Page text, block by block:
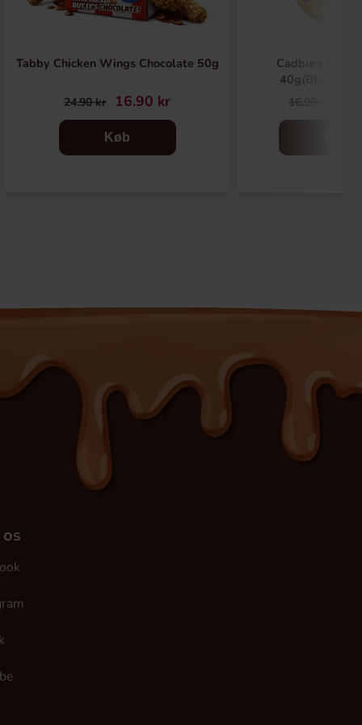
Tabby Chicken Wings Chocolate 50g
24.90 kr 16.90 kr
Køb
Cadbury
40g(BF:2026-
16.90 kr